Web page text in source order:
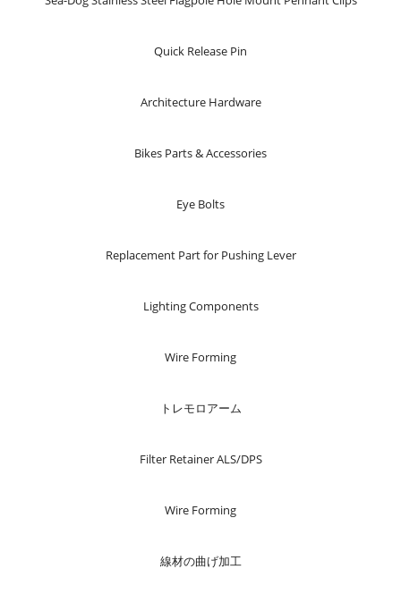
Quick Release Pin
Architecture Hardware
Bikes Parts & Accessories
Eye Bolts
Replacement Part for Pushing Lever
Lighting Components
Wire Forming
トレモロアーム
Filter Retainer ALS/DPS
Wire Forming
線材の曲げ加工